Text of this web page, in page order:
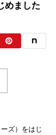
めました
ズ）をはじ